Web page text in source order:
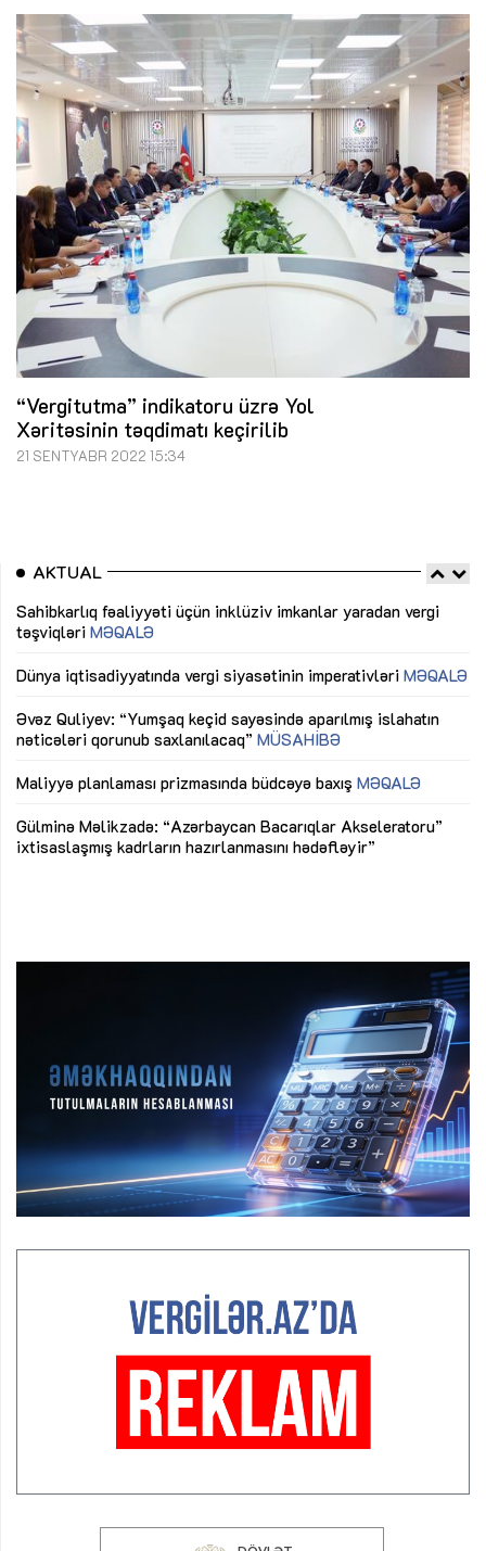
“Vergitutma” indikatoru üzrə Yol
Xəritəsinin təqdimatı keçirilib
21 SENTYABR 2022 15:34
AKTUAL
Sahibkarlıq fəaliyyəti üçün inklüziv imkanlar yaradan vergi
təşviqləri MƏQALƏ
Dünya iqtisadiyyatında vergi siyasətinin imperativləri MƏQALƏ
Əvəz Quliyev: “Yumşaq keçid sayəsində aparılmış islahatın
nəticələri qorunub saxlanılacaq” MÜSAHİBƏ
Maliyyə planlaması prizmasında büdcəyə baxış MƏQALƏ
Gülminə Məlikzadə: “Azərbaycan Bacarıqlar Akseleratoru”
ixtisaslaşmış kadrların hazırlanmasını hədəfləyir”